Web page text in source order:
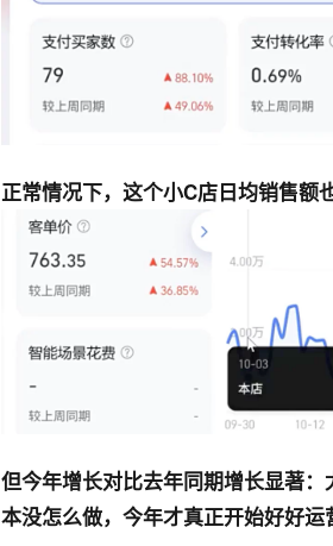
正常情况下，这个小C店日均销售额
但今年增长对比去年同期增长显著：
本没怎么做，今年才真正开始好好运